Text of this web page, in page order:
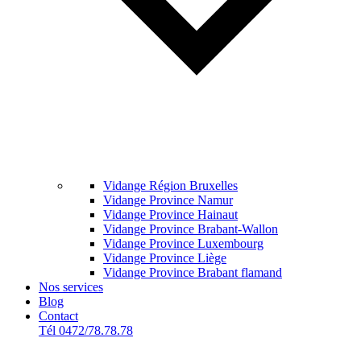
Vidange Région Bruxelles
Vidange Province Namur
Vidange Province Hainaut
Vidange Province Brabant-Wallon
Vidange Province Luxembourg
Vidange Province Liège
Vidange Province Brabant flamand
Nos services
Blog
Contact
Tél 0472/78.78.78